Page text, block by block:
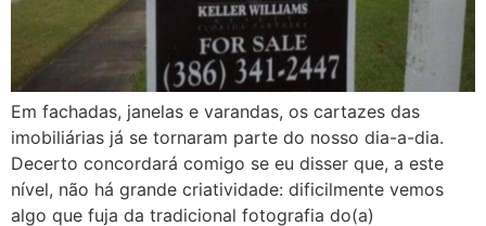
Em fachadas, janelas e varandas, os cartazes das
imobiliárias já se tornaram parte do nosso dia-a-dia.
Decerto concordará comigo se eu disser que, a este
nível, não há grande criatividade: dificilmente vemos
algo que fuja da tradicional fotografia do(a)